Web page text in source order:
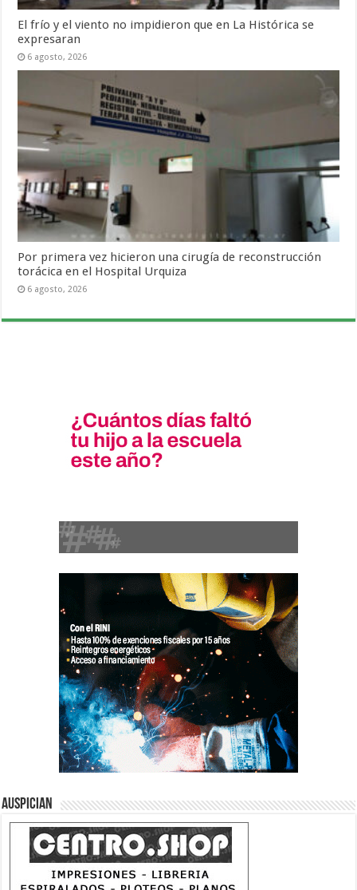
El frío y el viento no impidieron que en La Histórica se
expresaran
6 agosto, 2026
Por primera vez hicieron una cirugía de reconstrucción
torácica en el Hospital Urquiza
6 agosto, 2026
Auspician